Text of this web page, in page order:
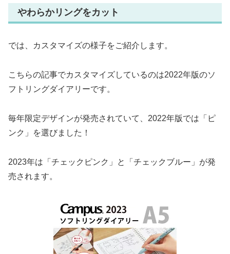
やわらかリングをカット
では、カスタマイズの様子をご紹介します。
こちらの記事でカスタマイズしているのは2022年版のソ
フトリングダイアリーです。
毎年限定デザインが発売されていて、2022年版では「ピ
ンク」を選びました！
2023年は「チェックピンク」と「チェックブルー」が発
売されます。